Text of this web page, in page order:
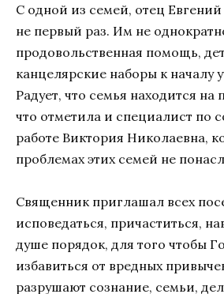
С одной из семей, отец Евгений
не первый раз. Им не
продовольственная помощь,
канцелярские наборы к началу
Радует, что семья находится на
что отметила и специалист по
работе Виктория Николаевна,
проблемах этих семей не
Священник приглашал всех
исповедаться, причаститься,
душе порядок, для того чтобы
избавиться от вредных
разрушают сознание, семьи,